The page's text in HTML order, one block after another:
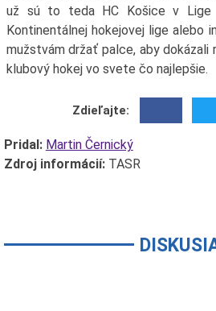
už sú to teda HC Košice v Lige
Kontinentálnej hokejovej lige alebo
mužstvám držať palce, aby
klubový hokej vo svete čo najlepšie.
Zdieľajte:
Pridal: Martin Černický
Zdroj informácií:TASR